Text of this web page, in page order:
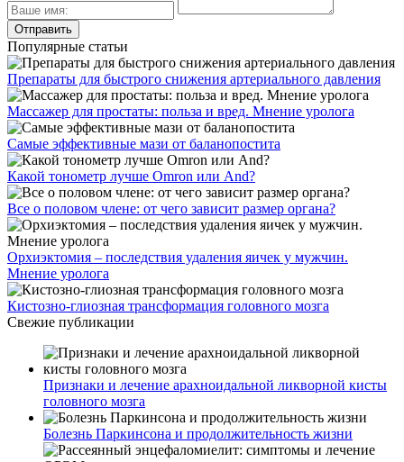
Популярные статьи
Препараты для быстрого снижения артериального давления
Массажер для простаты: польза и вред. Мнение уролога
Самые эффективные мази от баланопостита
Какой тонометр лучше Omron или And?
Все о половом члене: от чего зависит размер органа?
Орхиэктомия – последствия удаления яичек у мужчин.
Мнение уролога
Кистозно-глиозная трансформация головного мозга
Свежие публикации
Признаки и лечение арахноидальной ликворной кисты
головного мозга
Болезнь Паркинсона и продолжительность жизни